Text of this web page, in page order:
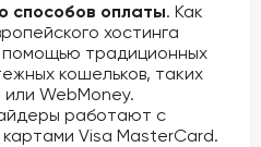
способов оплаты. Как
хостинга
помощью традиционных
кошельков, таких
или WebMoney.
работают с
картами Visa MasterCard.